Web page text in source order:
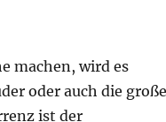
machen, wird es
oder auch die große
ist der